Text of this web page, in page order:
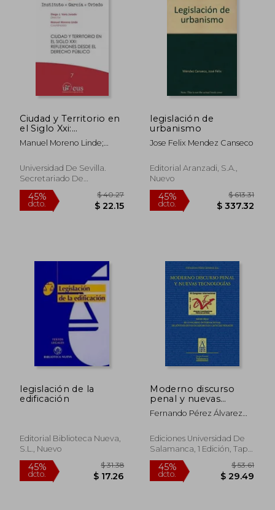
Ciudad y Territorio en
el Siglo Xxi:
Reflexiones Desde el
Derecho Público
Manuel Moreno Linde;
Marina &Aacute;Lvarez
Gonz&Aacute;Lez; Adriana
Ant&Uacute;Nez
S&Aacute;Nchez; Roberto
Gal&Aacute;N Vioque;
Universidad De Sevilla.
Secretariado De
Publicaciones, Tapa
Blanda, Nuevo
legislación de
urbanismo
Jose Felix Mendez Canseco
Editorial Aranzadi, S.a.,
Nuevo
legislación de la
edificación
Editorial Biblioteca Nueva,
S.l., Nuevo
Moderno discurso
penal y nuevas
tecnologías.
Memorias del III
Internacional de
Jóvenes
Ciencias Penales
(2013. Salamanca,
Fernando Pérez Álvarez
Ediciones Universidad De
Salamanca, 1 Edición, Tapa
Dura, Nuevo